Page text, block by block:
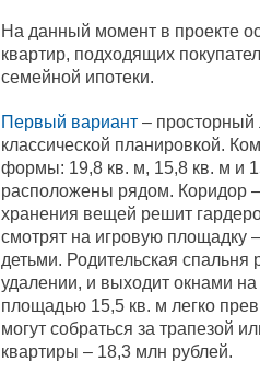
На данный момент в проекте
квартир, подходящих
семейной ипотеки.
Первый вариант –
классической планировкой.
формы: 19,8 кв. м, 15,8 кв. м и
расположены рядом. Коридор
хранения вещей решит
смотрят на игровую площадку
детьми. Родительская
удалении, и выходит окнами
площадью 15,5 кв. м легко
могут собраться за трапезой
квартиры – 18,3 млн рублей.